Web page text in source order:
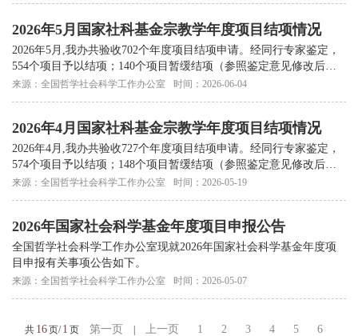
2026年5月国家社科基金宗教学年度项目结项情况
2026年5月,我办共验收702个年度项目结项申请。经同行专家鉴定，
554个项目予以结项；140个项目暂缓结项（参照鉴定意见修改后报
我办复审或重新申请鉴定）；8个项目被终止。现将宗教学结项情
来源：全国哲学社会科学工作办公室 时间：2026-06-04
2026年4月国家社科基金宗教学年度项目结项情况
2026年4月,我办共验收727个年度项目结项申请。经同行专家鉴定，
574个项目予以结项；148个项目暂缓结项（参照鉴定意见修改后报
我办复审或重新申请鉴定）；5个项目被终止。现将宗教学结项情
来源：全国哲学社会科学工作办公室 时间：2026-05-19
2026年国家社会科学基金年度项目申报公告
全国哲学社会科学工作办公室现就2026年国家社会科学基金年度项
目申报有关事项公告如下。
来源：全国哲学社会科学工作办公室 时间：2026-05-07
共 16页/ 1 页 第一页 | 上一页 1 2 3 4 5 6